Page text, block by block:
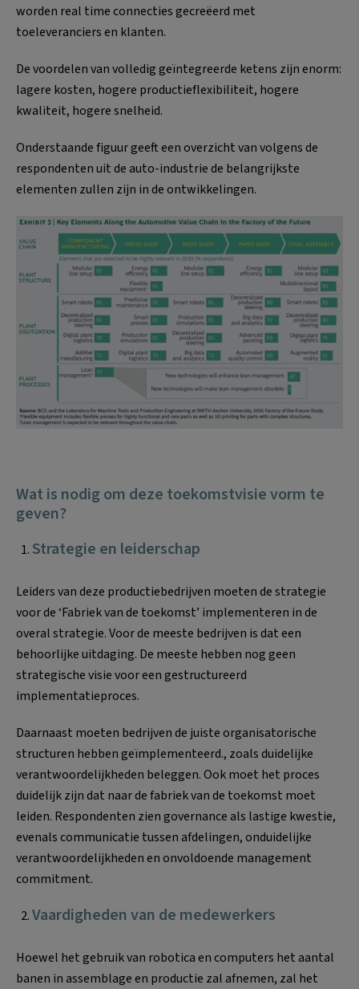
worden real time connecties gecreëerd met
toeleveranciers en klanten.
De voordelen van volledig geïntegreerde ketens zijn enorm:
lagere kosten, hogere productieflexibiliteit, hogere
kwaliteit, hogere snelheid.
Onderstaande figuur geeft een overzicht van volgens de
respondenten uit de auto-industrie de belangrijkste
elementen zullen zijn in de ontwikkelingen.
Wat is nodig om deze toekomstvisie vorm te
geven?
Strategie en leiderschap
Leiders van deze productiebedrijven moeten de strategie
voor de ‘Fabriek van de toekomst’ implementeren in de
overal strategie. Voor de meeste bedrijven is dat een
behoorlijke uitdaging. De meeste hebben nog geen
strategische visie voor een gestructureerd
implementatieproces.
Daarnaast moeten bedrijven de juiste organisatorische
structuren hebben geïmplementeerd., zoals duidelijke
verantwoordelijkheden beleggen. Ook moet het proces
duidelijk zijn dat naar de fabriek van de toekomst moet
leiden. Respondenten zien governance als lastige kwestie,
evenals communicatie tussen afdelingen, onduidelijke
verantwoordelijkheden en onvoldoende management
commitment.
Vaardigheden van de medewerkers
Hoewel het gebruik van robotica en computers het aantal
banen in assemblage en productie zal afnemen, zal het